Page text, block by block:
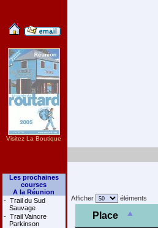
Visitez La Boutique
Les prochaines
courses
A la Réunion
- Trail du Sud
Sauvage
- Trail Vaincre
Parkinson
Afficher éléments
Place